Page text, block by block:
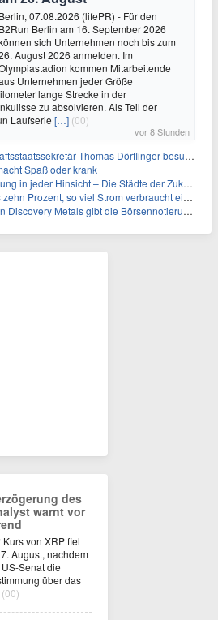
Berlin, 07.08.2026 (lifePR) - Für den
B2Run Berlin am 16. September 2026
sich Unternehmen noch bis zum
August 2026 anmelden. Im
kommen Mitarbeitende
Unternehmen jeder Größe
lange Strecke in der
zu absolvieren. Als Teil der
Laufserie […] (00)
vor 8 Stunden
Thomas Dörflinger besucht Handwerksbetrieb im Kammerbezirk Freiburg
Spaß oder krank
in jeder Hinsicht – Die Städte der Zukunft sind grün-blau
Prozent, so viel Strom verbraucht ein Aufzug im Gebäude
Metals gibt die Börsennotierung an der Frankfurter Wertpapierbörse bekannt
des
warnt vor
Kurs von XRP fiel
August, nachdem
Senat die
über das
(00)